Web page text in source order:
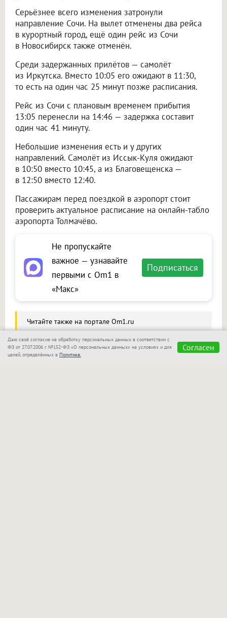
Серьёзнее всего изменения затронули
направление Сочи. На вылет отменены два рейса
в курортный город, ещё один рейс из Сочи
в Новосибирск также отменён.
Среди задержанных прилётов — самолёт
из Иркутска. Вместо 10:05 его ожидают в 11:30,
то есть на один час 25 минут позже расписания.
Рейс из Сочи с плановым временем прибытия
13:05 перенесли на 14:46 — задержка составит
один час 41 минуту.
Небольшие изменения есть и у других
направлений. Самолёт из Иссык-Куля ожидают
в 10:50 вместо 10:45, а из Благовещенска —
в 12:50 вместо 12:40.
Пассажирам перед поездкой в аэропорт стоит
проверить актуальное расписание на онлайн-табло
аэропорта Толмачёво.
Не пропускайте
важное — узнавайте
первыми с Om1 в
«Макс»
Подписаться
Читайте также на портале Om1.ru
Необычный сувенир из Вьетнама обернулся
проблемами для пассажира в Новосибирске
Даю своё согласие на обработку персональных данных в соответствии с
ФЗ от 27.07.2006 г. №152-ФЗ «О персональных данных» на условиях и для
целей, определённых в Политике.
Согласен